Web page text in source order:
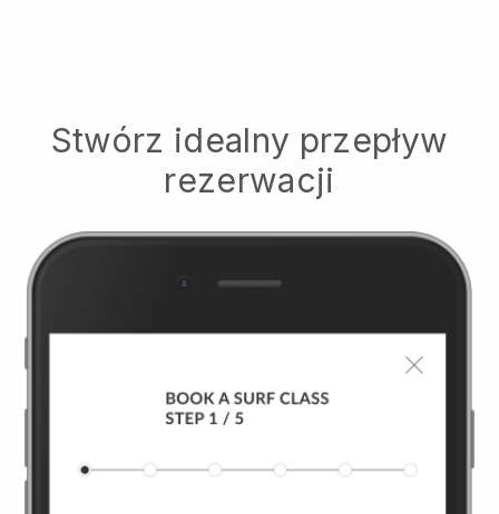
Stwórz idealny przepływ
rezerwacji